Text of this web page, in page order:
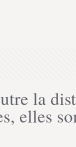
la
elles